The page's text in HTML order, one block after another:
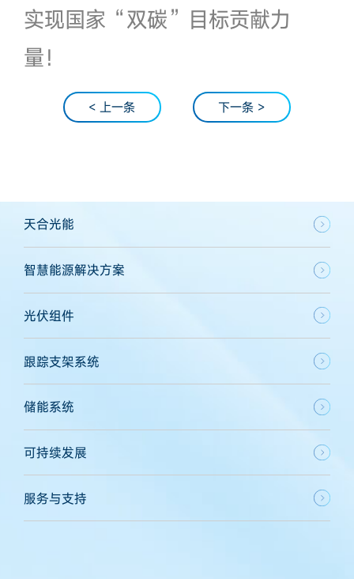
实现国家“双碳”目标贡献力
量！
< 上一条 下一条 >
天合光能
智慧能源解决方案
光伏组件
跟踪支架系统
储能系统
可持续发展
服务与支持